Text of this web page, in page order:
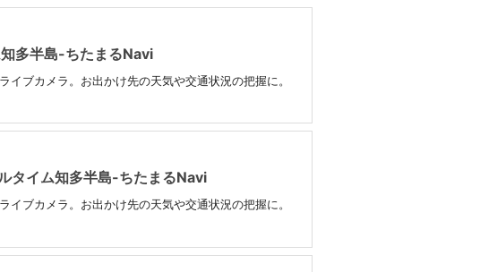
多半島-ちたまるNavi
イブカメラ。お出かけ先の天気や交通状況の把握に。
タイム知多半島-ちたまるNavi
イブカメラ。お出かけ先の天気や交通状況の把握に。